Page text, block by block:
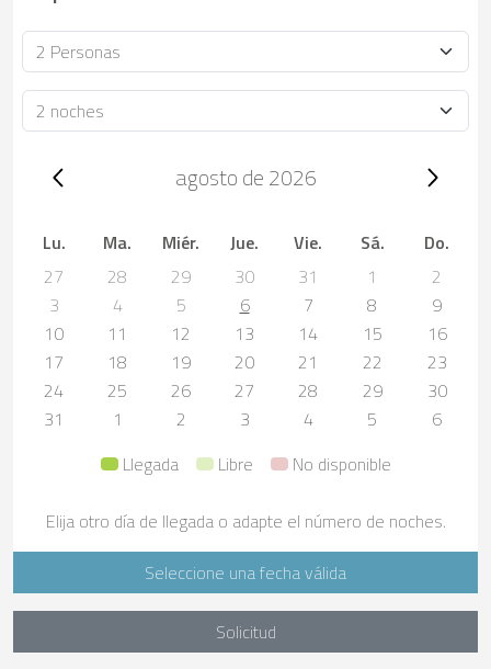
Ocupación
Duración
Trip dates, agosto de 2026
agosto de 2026
Lu. Ma. Miér. Jue. Vie. Sá.
Do.
27
28 29 30 31 1
2
3
4 5 6 7 8
9
10
11 12 13 14 15
16
17
18 19 20 21 22
23
24
25 26 27 28 29
30
31
1 2 3 4 5
6
Llegada
Libre No disponible
Elija otro día de llegada o adapte el número de noches.
Seleccione una fecha válida
Solicitud